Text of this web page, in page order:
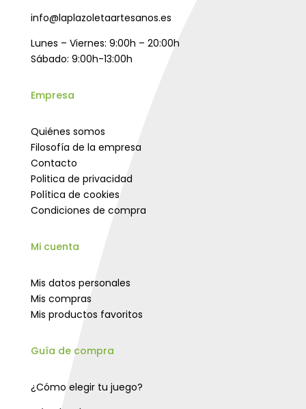
info@laplazoletaartesanos.es
Lunes – Viernes: 9:00h – 20:00h
Sábado: 9:00h-13:00h
Empresa
Quiénes somos
Filosofía de la empresa
Contacto
Politica de privacidad
Política de cookies
Condiciones de compra
Mi cuenta
Mis datos personales
Mis compras
Mis productos favoritos
Guía de compra
¿Cómo elegir tu juego?